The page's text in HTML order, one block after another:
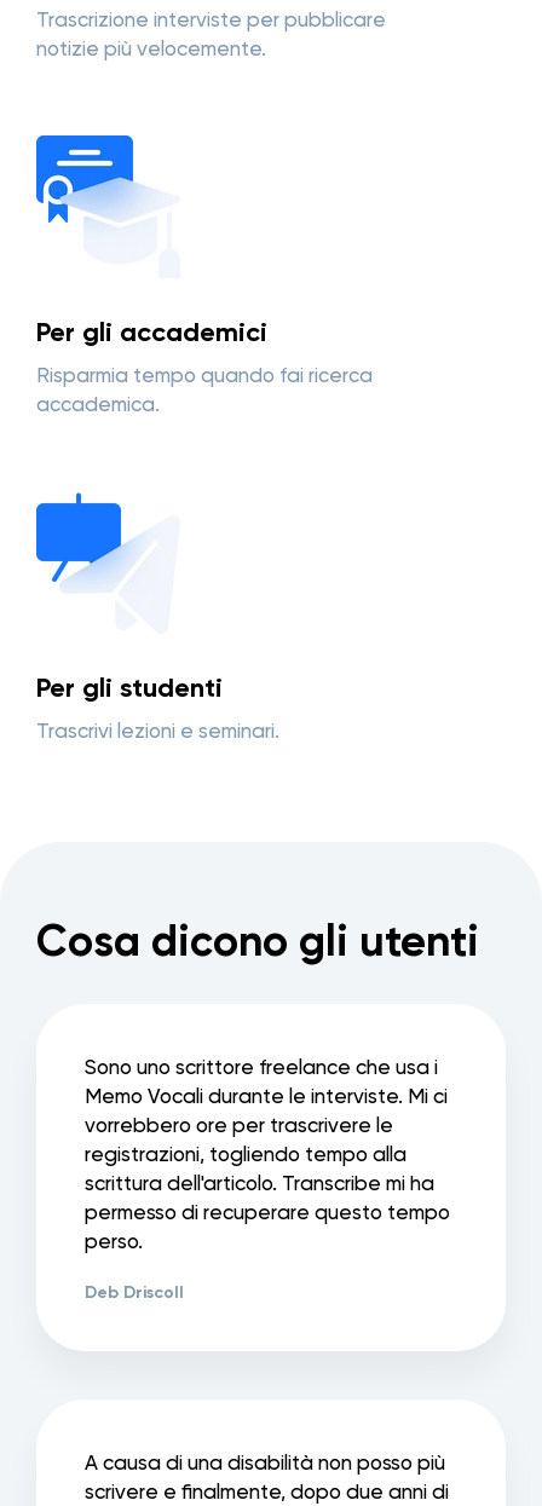
Trascrizione interviste per pubblicare
notizie più velocemente.
Per gli accademici
Risparmia tempo quando fai ricerca
accademica.
Per gli studenti
Trascrivi lezioni e seminari.
Cosa dicono gli utenti
Sono uno scrittore freelance che usa i
Memo Vocali durante le interviste. Mi ci
vorrebbero ore per trascrivere le
registrazioni, togliendo tempo alla
scrittura dell'articolo. Transcribe mi ha
permesso di recuperare questo tempo
perso.
Deb Driscoll
A causa di una disabilità non posso più
scrivere e finalmente, dopo due anni di